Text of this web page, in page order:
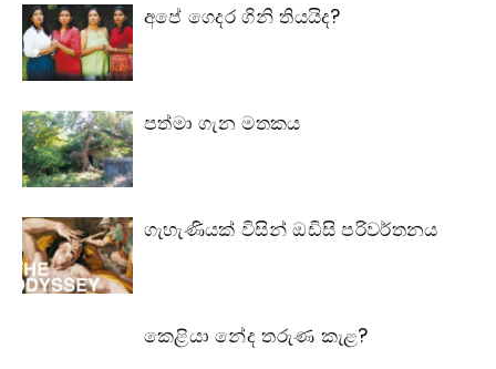
අපේ ගෙදර ගිනි තියයිද?
පත්මා ගැන මතකය
ගැහැණියක් විසින් ඔඩිසි පරිවර්තනය
කෙළියා නේද තරුණ කැළ?